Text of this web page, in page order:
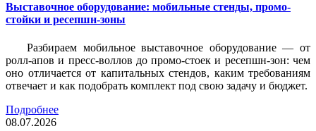
Выставочное оборудование: мобильные стенды, промо-
стойки и ресепшн-зоны
Разбираем мобильное выставочное оборудование — от
ролл-апов и пресс-воллов до промо-стоек и ресепшн-зон: чем
оно отличается от капитальных стендов, каким требованиям
отвечает и как подобрать комплект под свою задачу и бюджет.
Подробнее
08.07.2026